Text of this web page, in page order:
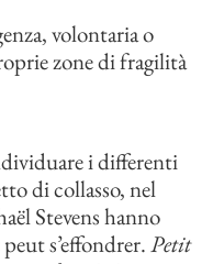
volontaria o
zone di fragilità
i differenti
di collasso, nel
Stevens hanno
s’effondrer.Petit